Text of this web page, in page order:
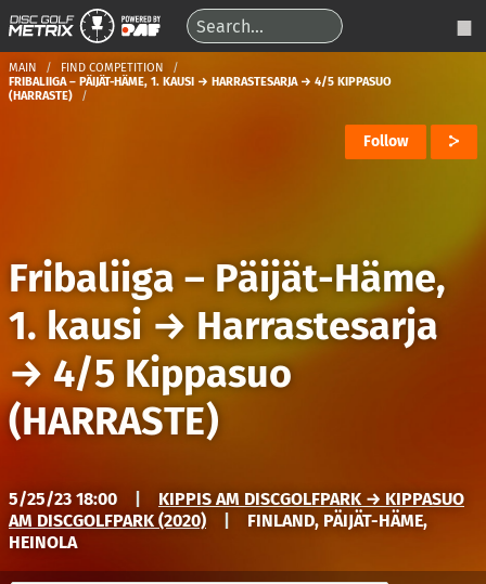
MAIN
FIND COMPETITION
FRIBALIIGA – PÄIJÄT-HÄME, 1. KAUSI → HARRASTESARJA → 4/5 KIPPASUO
(HARRASTE)
Follow
Fribaliiga – Päijät-Häme,
1. kausi → Harrastesarja
→ 4/5 Kippasuo
(HARRASTE)
5/25/23 18:00
KIPPIS AM DISCGOLFPARK → KIPPASUO
AM DISCGOLFPARK (2020)
FINLAND, PÄIJÄT-HÄME,
HEINOLA